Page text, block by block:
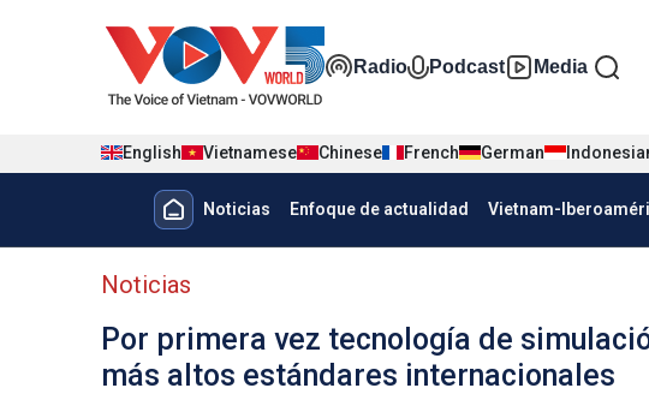
Đa phương tiện
Radio Podcast Media
English Vietnamese Chinese French German
Menu trang chủ tiếng Tây Ban Nha
Noticias Enfoque de actualidad Vietnam-
Menu phụ tiếng Tây ban nha
Noticias
Por primera vez tecnología de
más altos estándares internacionales